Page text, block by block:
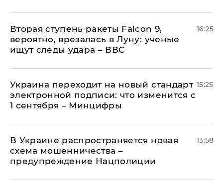
Вторая ступень ракеты Falcon 9,
вероятно, врезалась в Луну: ученые
ищут следы удара – ВВС
16:25
Украина переходит на новый стандарт
электронной подписи: что изменится с
1 сентября – Минцифры
15:25
В Украине распространяется новая
схема мошенничества –
предупреждение Нацполиции
13:58